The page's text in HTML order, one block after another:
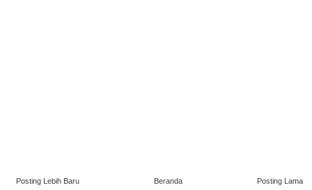
Posting Lebih Baru Posting Lama
Beranda